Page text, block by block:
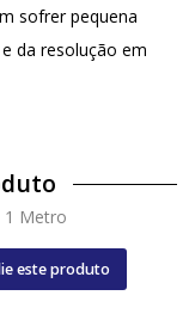
sofrer pequena
da resolução em
1 Metro
este produto